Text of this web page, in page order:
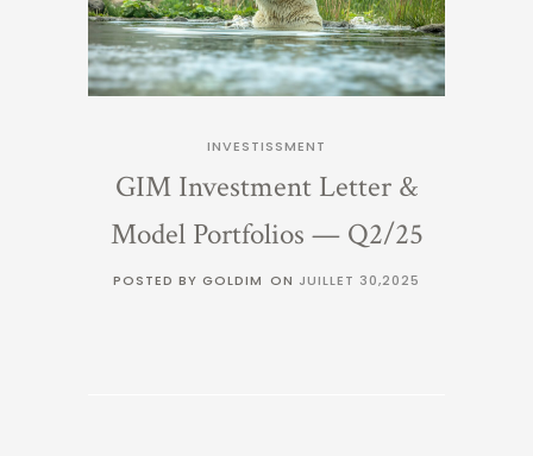
INVESTISSMENT
GIM Investment Letter &
Model Portfolios — Q2/25
POSTED BY GOLDIM ON JUILLET 30,2025